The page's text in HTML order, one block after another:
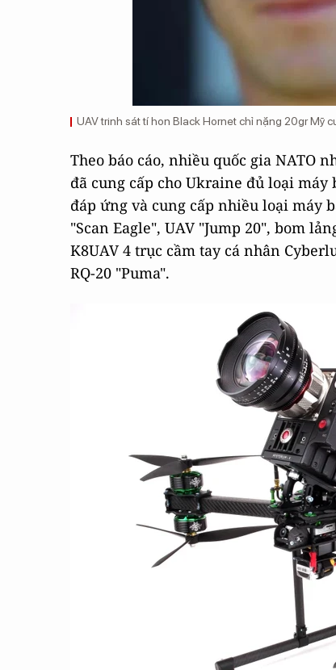
UAV trinh sát tí hon Black Hornet chỉ nặng 20gr Mỹ
Theo báo cáo, nhiều quốc gia NATO
đã cung cấp cho Ukraine đủ loại
đáp ứng và cung cấp nhiều loại máy
"Scan Eagle", UAV "Jump 20", bom
K8UAV 4 trục cầm tay cá nhân
RQ-20 "Puma".